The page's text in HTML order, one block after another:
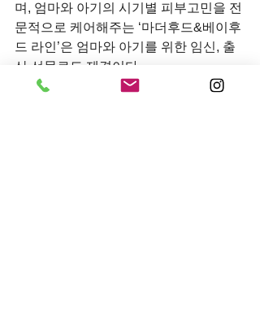
며, 엄마와 아기의 시기별 피부고민을 전
문적으로 케어해주는 ‘마더후드&베이후
드 라인’은 엄마와 아기를 위한 임신, 출
산 선물 로도 제격이다.